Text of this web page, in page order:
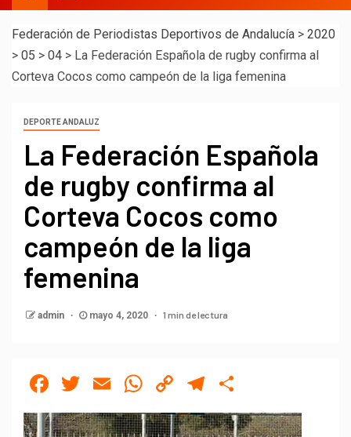
Federación de Periodistas Deportivos de Andalucía > 2020
> 05 > 04 > La Federación Española de rugby confirma al
Corteva Cocos como campeón de la liga femenina
DEPORTE ANDALUZ
La Federación Española
de rugby confirma al
Corteva Cocos como
campeón de la liga
femenina
admin mayo 4, 2020 1 min de lectura
Facebook
Twitter
EmailWhatsApp
Copy
Link
Telegram